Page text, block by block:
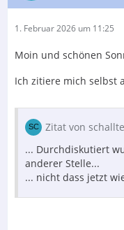
1. Februar 2026 um 11:25
Moin und schönen
Ich zitiere mich selbst
Zitat von
... Durchdiskutiert
anderer Stelle...
... nicht dass jetzt